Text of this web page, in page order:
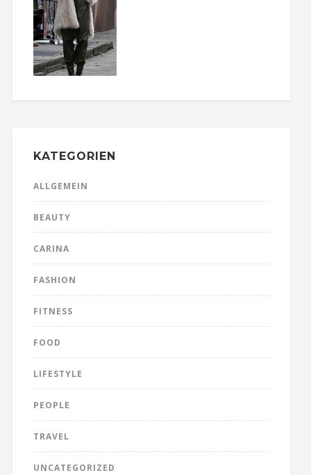
KATEGORIEN
ALLGEMEIN
BEAUTY
CARINA
FASHION
FITNESS
FOOD
LIFESTYLE
PEOPLE
TRAVEL
UNCATEGORIZED